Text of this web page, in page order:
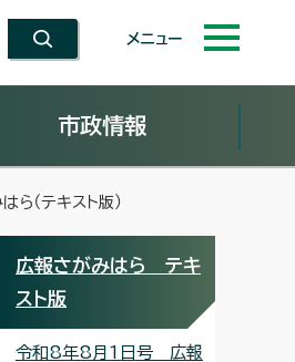
メニュー
市政情報
（テキスト版）
広報さがみはら テキ
スト版
令和8年8月1日号 広報